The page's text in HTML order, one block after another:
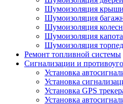
Шумоизоляция крыши
Шумоизоляция
Шумоизоляция
Шумоизоляция капота
Шумоизоляция
Ремонт топливной системы
Сигнализации и
Установка
Установка
Установка GPS
Установка